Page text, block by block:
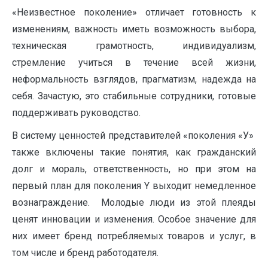
«Неизвестное поколение» отличает готовность к
изменениям, важность иметь возможность выбора,
техническая грамотность, индивидуализм,
стремление учиться в течение всей жизни,
неформальность взглядов, прагматизм, надежда на
себя. Зачастую, это стабильные сотрудники, готовые
поддерживать руководство.
В систему ценностей представителей «поколения «У»
также включены такие понятия, как гражданский
долг и мораль, ответственность, но при этом на
первый план для поколения Y выходит немедленное
вознаграждение. Молодые люди из этой плеяды
ценят инновации и изменения. Особое значение для
них имеет бренд потребляемых товаров и услуг, в
том числе и бренд работодателя.